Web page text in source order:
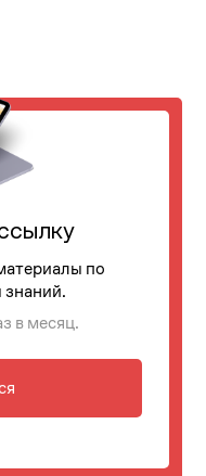
по
знаний.
в месяц.